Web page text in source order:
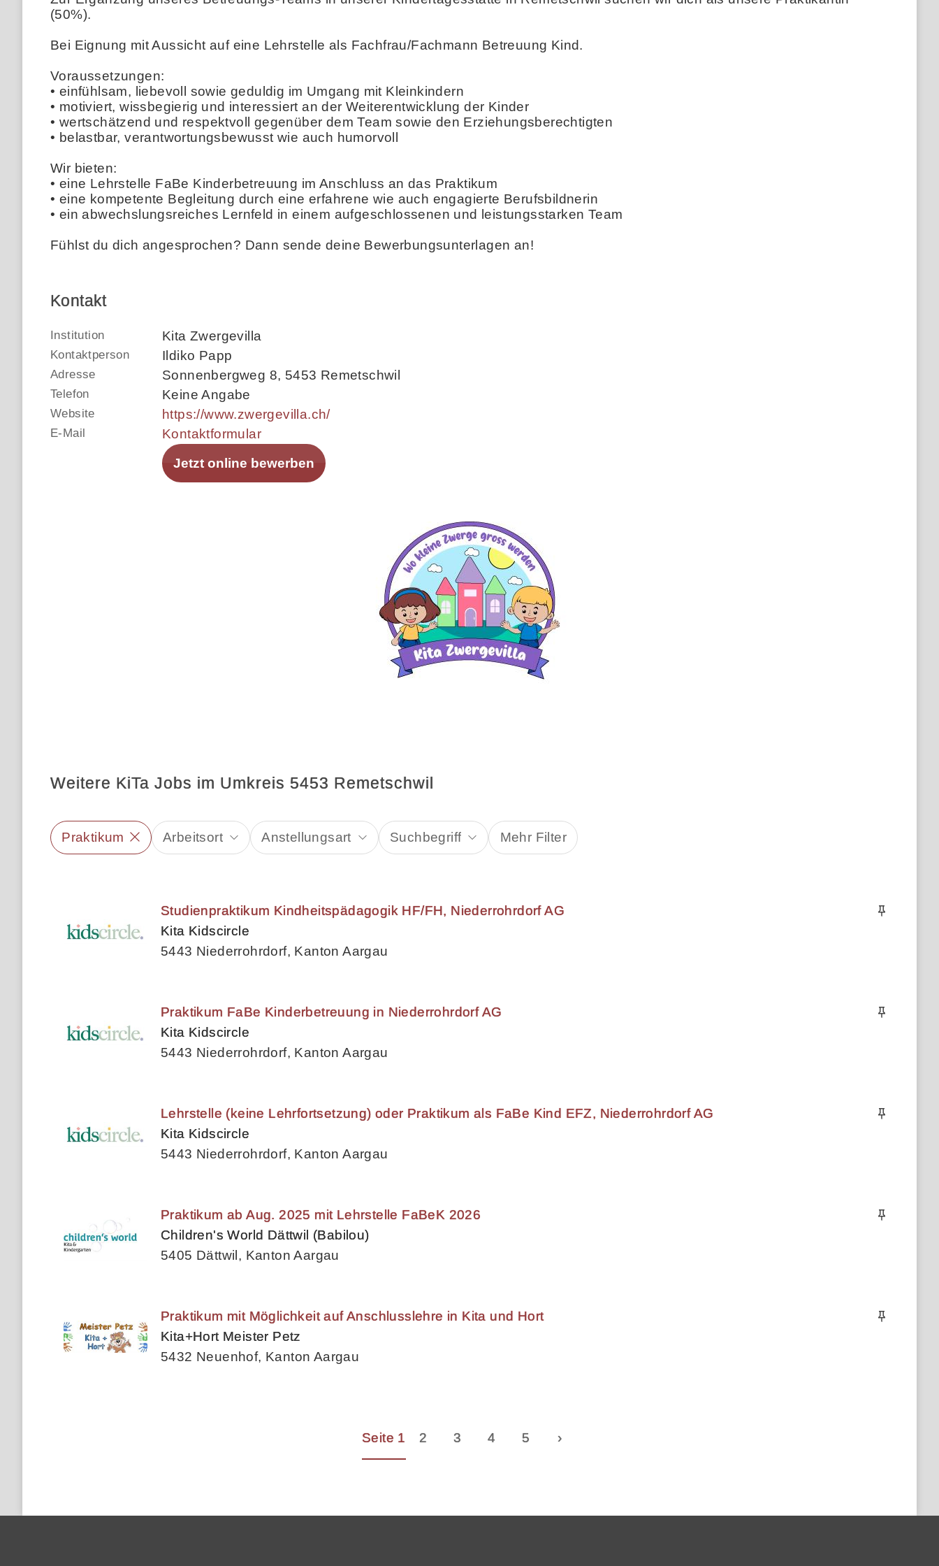
(50%).
Bei Eignung mit Aussicht auf eine Lehrstelle als Fachfrau/Fachmann Betreuung Kind.
Voraussetzungen:
• einfühlsam, liebevoll sowie geduldig im Umgang mit Kleinkindern
• motiviert, wissbegierig und interessiert an der Weiterentwicklung der Kinder
• wertschätzend und respektvoll gegenüber dem Team sowie den Erziehungsberechtigten
• belastbar, verantwortungsbewusst wie auch humorvoll
Wir bieten:
• eine Lehrstelle FaBe Kinderbetreuung im Anschluss an das Praktikum
• eine kompetente Begleitung durch eine erfahrene wie auch engagierte Berufsbildnerin
• ein abwechslungsreiches Lernfeld in einem aufgeschlossenen und leistungsstarken Team
Fühlst du dich angesprochen? Dann sende deine Bewerbungsunterlagen an!
Kontakt
Institution Kita Zwergevilla
Kontaktperson Ildiko Papp
Adresse Sonnenbergweg 8, 5453 Remetschwil
Telefon Keine Angabe
Website https://www.zwergevilla.ch/
E-Mail
Kontaktformular
Jetzt online bewerben
Weitere KiTa Jobs im Umkreis 5453 Remetschwil
Praktikum Arbeitsort Anstellungsart Suchbegriff Mehr Filter
Studienpraktikum Kindheitspädagogik HF/FH, Niederrohrdorf AG
Kita Kidscircle
5443 Niederrohrdorf, Kanton Aargau
Praktikum FaBe Kinderbetreuung in Niederrohrdorf AG
Kita Kidscircle
5443 Niederrohrdorf, Kanton Aargau
Lehrstelle (keine Lehrfortsetzung) oder Praktikum als FaBe Kind EFZ, Niederrohrdorf AG
Kita Kidscircle
5443 Niederrohrdorf, Kanton Aargau
Praktikum ab Aug. 2025 mit Lehrstelle FaBeK 2026
Children's World Dättwil (Babilou)
5405 Dättwil, Kanton Aargau
Praktikum mit Möglichkeit auf Anschlusslehre in Kita und Hort
Kita+Hort Meister Petz
5432 Neuenhof, Kanton Aargau
Seite 1 2 3 4 5 ›